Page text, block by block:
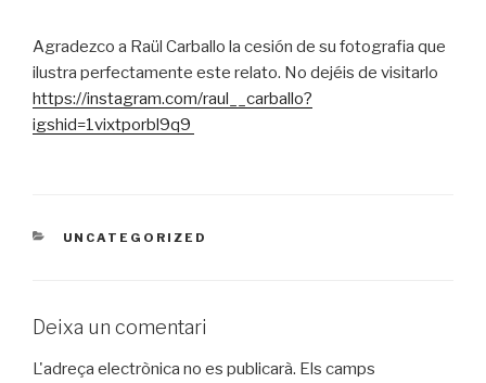
Agradezco a Raül Carballo la cesión de su fotografia que
ilustra perfectamente este relato. No dejéis de visitarlo
https://instagram.com/raul__carballo?
igshid=1vixtporbl9q9
CATEGORIES
UNCATEGORIZED
Deixa un comentari
L'adreça electrònica no es publicarà. Els camps